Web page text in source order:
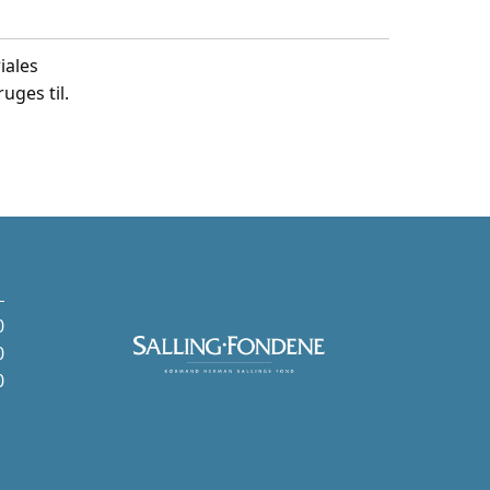
til.